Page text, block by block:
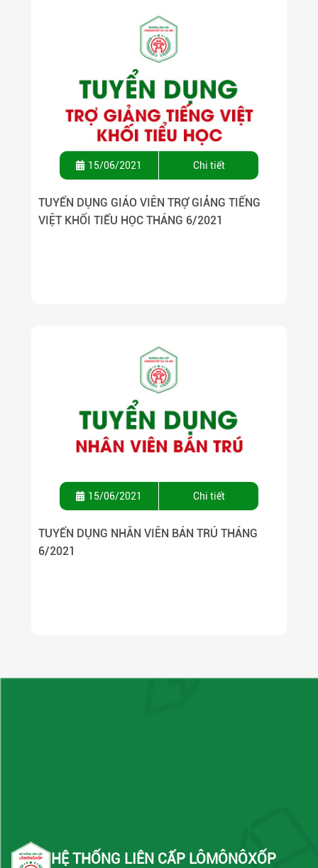
15/06/2021 Chi tiết
TUYỂN DỤNG GIÁO VIÊN TRỢ GIẢNG TIẾNG
VIỆT KHỐI TIỂU HỌC THÁNG 6/2021
15/06/2021 Chi tiết
TUYỂN DỤNG NHÂN VIÊN BÁN TRÚ THÁNG
6/2021
HỆ THỐNG LIÊN CẤP LÔMÔNÔXỐP